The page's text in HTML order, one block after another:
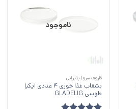
ناموجود
ظروف سرو | پذیرایی
بشقاب غذا خوری 4 عددی ایکیا
طوسی GLADELIG